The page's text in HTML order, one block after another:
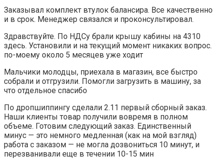
Заказывал комплект втулок балансира. Все качественно
и в срок. Менеджер связался и проконсультировал.
Здравствуйте. По НДСу брали крышу кабины на 4310
здесь. Установили и на текущий момент никаких вопрос.
по-моему около 5 месяцев уже ходит
Мальчики молодцы, приехала в магазин, все быстро
собрали и отгрузили. Помогли загрузить в машину, за
что отдельное спасибо
По дропшиппингу сделали 2.11 первый сборный заказ.
Наши клиенты товар получили вовремя в полном
объеме. Готовим следующий заказ. Единственный
минус — это немного медленная (как на мой взгляд)
работа с заказом — не могла дозвониться 10 минут, и
перезванивали еще в течении 10-15 мин